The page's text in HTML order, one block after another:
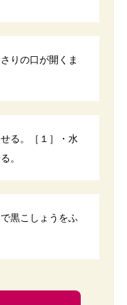
りの口が開くま
る。［１］・水
。
黒こしょうをふ